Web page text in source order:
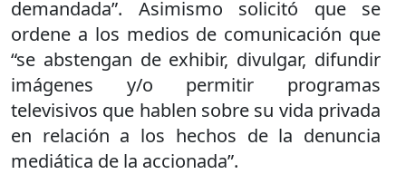
demandada”. Asimismo solicitó que se
ordene a los medios de comunicación que
“se abstengan de exhibir, divulgar, difundir
imágenes y/o permitir programas
televisivos que hablen sobre su vida privada
en relación a los hechos de la denuncia
mediática de la accionada”.